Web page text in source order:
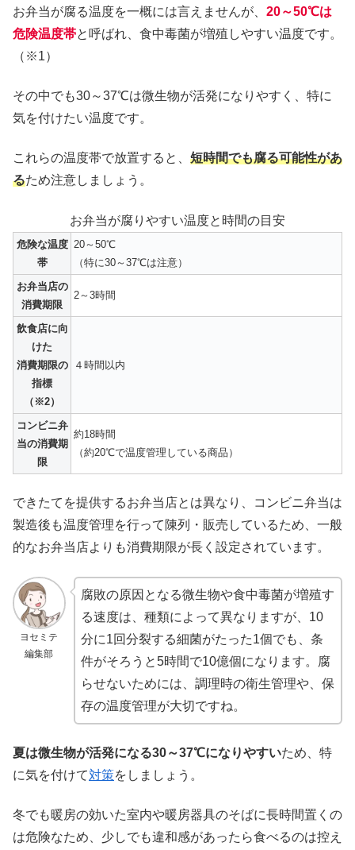
お弁当が腐る温度を一概には言えませんが、 20～50℃は
危険温度帯と呼ばれ、食中毒菌が増殖しやすい温度です。
（※1）
その中でも30～37℃は微生物が活発になりやすく、特に
気を付けたい温度です。
これらの温度帯で放置すると、 短時間でも腐る可能性があ
るため注意しましょう。
お弁当が腐りやすい温度と時間の目安
危険な温度
帯
20～50℃
（特に30～37℃は注意）
お弁当店の
消費期限
2～3時間
飲食店に向
けた
消費期限の
指標
（※2）
４時間以内
コンビニ弁
当の消費期
限
約18時間
（約20℃で温度管理している商品）
できたてを提供するお弁当店とは異なり、コンビニ弁当は
製造後も温度管理を行って陳列・販売しているため、一般
的なお弁当店よりも消費期限が長く設定されています。
ヨセミテ
編集部
腐敗の原因となる微生物や食中毒菌が増殖す
る速度は、種類によって異なりますが、10
分に1回分裂する細菌がたった1個でも、条
件がそろうと5時間で10億個になります。腐
らせないためには、調理時の衛生管理や、保
存の温度管理が大切ですね。
夏は微生物が活発になる30～37℃になりやすいため、特
に気を付けて対策をしましょう。
冬でも暖房の効いた室内や暖房器具のそばに長時間置くの
は危険なため、少しでも違和感があったら食べるのは控え